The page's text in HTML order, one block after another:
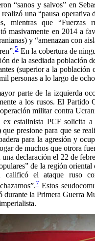
“sanos y salvos” en
una “pausa
mientras que “Fuerzas
masivamente en 2014 a
y “amenazan con
5En la cobertura de
de la asediada población
(superior a la población
personas a lo largo de
parte de la izquierda
a los rusos. El Partido
militar contra
ex estalinista PCF solicita
presione para que se
para la agresión y
de muchos que otrora
declaración el 22 de
de la región
calificó el ataque ruso
7Estos
la Primera Guerra